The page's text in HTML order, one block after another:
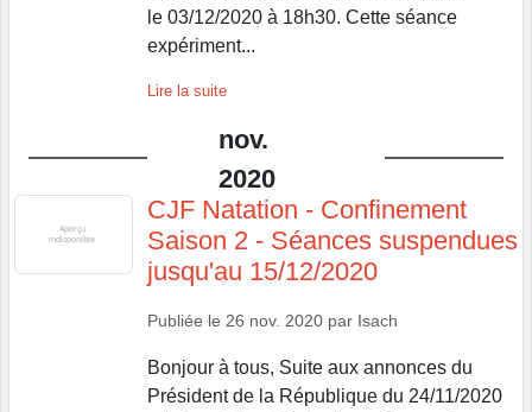
le 03/12/2020 à 18h30. Cette séance
expériment...
Lire la suite
nov.
2020
CJF Natation - Confinement
Saison 2 - Séances suspendues
jusqu'au 15/12/2020
Publiée le 26 nov. 2020 par Isach
Bonjour à tous, Suite aux annonces du
Président de la République du 24/11/2020